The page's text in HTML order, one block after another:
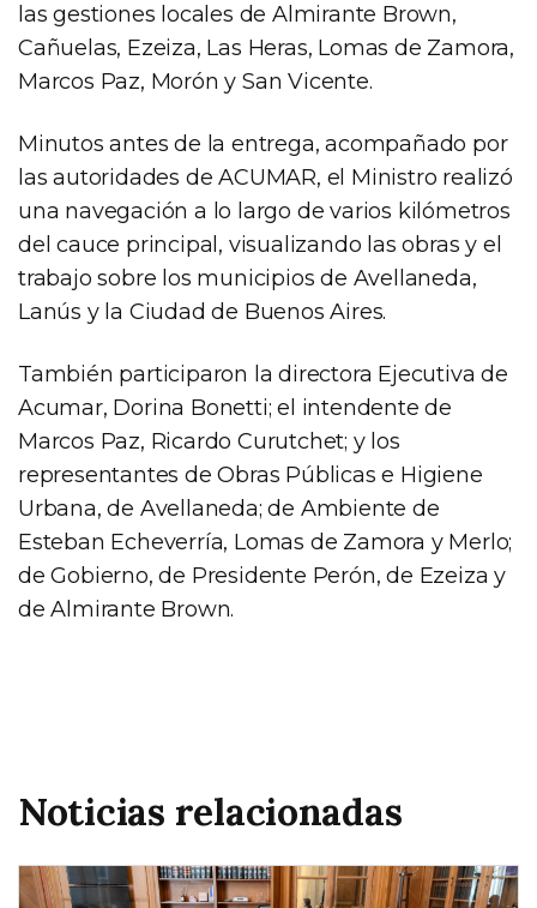
las gestiones locales de Almirante Brown,
Cañuelas, Ezeiza, Las Heras, Lomas de Zamora,
Marcos Paz, Morón y San Vicente.
Minutos antes de la entrega, acompañado por
las autoridades de ACUMAR, el Ministro realizó
una navegación a lo largo de varios kilómetros
del cauce principal, visualizando las obras y el
trabajo sobre los municipios de Avellaneda,
Lanús y la Ciudad de Buenos Aires.
También participaron la directora Ejecutiva de
Acumar, Dorina Bonetti; el intendente de
Marcos Paz, Ricardo Curutchet; y los
representantes de Obras Públicas e Higiene
Urbana, de Avellaneda; de Ambiente de
Esteban Echeverría, Lomas de Zamora y Merlo;
de Gobierno, de Presidente Perón, de Ezeiza y
de Almirante Brown.
Noticias relacionadas